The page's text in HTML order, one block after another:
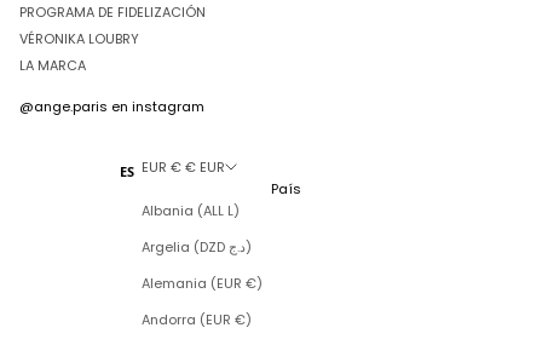
PROGRAMA DE FIDELIZACIÓN
VÉRONIKA LOUBRY
LA MARCA
@ange.paris en instagram
ES EUR € € EUR
País
Albania (ALL L)
Argelia (DZD د.ج)
Alemania (EUR €)
Andorra (EUR €)